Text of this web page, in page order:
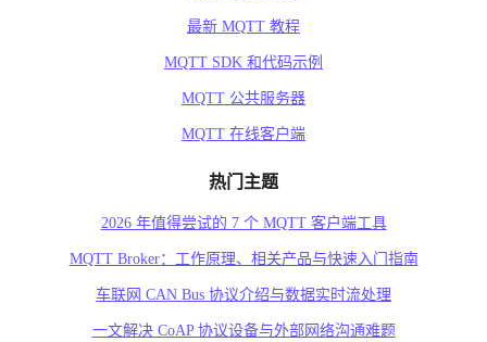
最新 MQTT 教程
MQTT SDK 和代码示例
MQTT 公共服务器
MQTT 在线客户端
热门主题
2026 年值得尝试的 7 个 MQTT 客户端工具
MQTT Broker：工作原理、相关产品与快速入门指南
车联网 CAN Bus 协议介绍与数据实时流处理
一文解决 CoAP 协议设备与外部网络沟通难题